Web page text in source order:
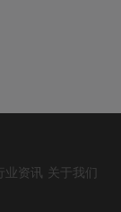
业资讯 关于我们